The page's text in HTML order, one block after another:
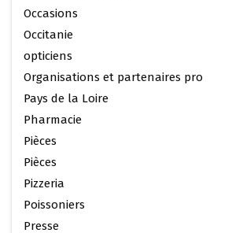
Occasions
Occitanie
opticiens
Organisations et partenaires pro
Pays de la Loire
Pharmacie
Pièces
Pièces
Pizzeria
Poissoniers
Presse